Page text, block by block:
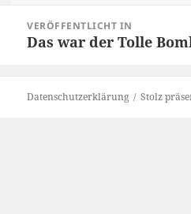
VERÖFFENTLICHT IN
Das war der Tolle
Datenschutzerklärung Stolz